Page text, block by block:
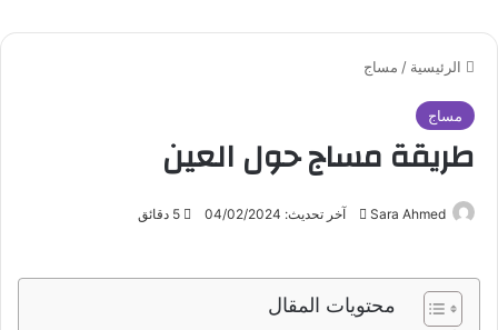
الرئيسية / مساج
مساج
طريقة مساج حول العين
Sara Ahmed
ب
آخر تحديث: 04/02/2024
محتويات المقال